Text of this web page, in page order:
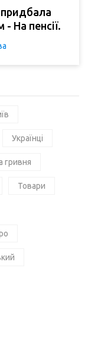
придбала
На пенсії.
Українці
гривня
Товари